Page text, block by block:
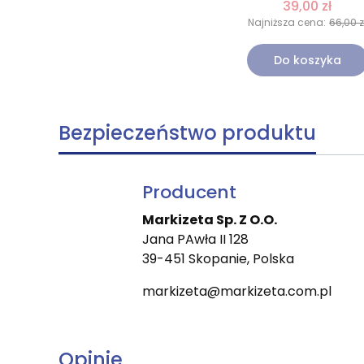
39,00 zł
Najniższa cena: 66,00
Do koszyka
Bezpieczeństwo produktu
Producent
Markizeta Sp. Z O.O.
Jana PAwła II 128
39-451 Skopanie, Polska
markizeta@markizeta.com.pl